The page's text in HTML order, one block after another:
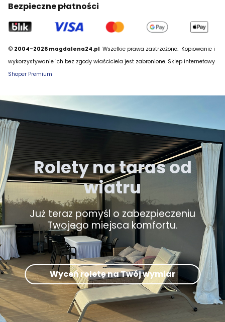
Bezpieczne płatności
© 2004-2026 magdalena24.pl Wszelkie prawa zastrzeżone. Kopiowanie i
wykorzystywanie ich bez zgody właściciela jest zabronione. Sklep internetowy
Shoper Premium
Rolety na taras od
wiatru
Już teraz pomyśl o zabezpieczeniu
Twojego miejsca komfortu.
Wyceń roletę na Twój wymiar